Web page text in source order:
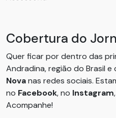
Cobertura do
Quer ficar por dentro das
Andradina, região do Brasil e
Novanas redes sociais.
no Facebook, no Instagram,
Acompanhe!